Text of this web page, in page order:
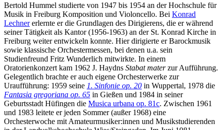
Bertold Hummel studierte von 1947 bis 1954 an der Hochschule für
Musik in Freiburg Komposition und Violoncello. Bei Konrad
Lechnererlernte er die Grundlagen des Dirigierens, die er während
seiner Tätigkeit als Kantor (1956-1963) an der St. Konrad Kirche in
Freiburg weiter entwickeln konnte. Hier dirigierte er Barockmusik
sowie klassische Orchestermessen, bei denen u.a. sein
Studienfreund Fritz Wunderlich mitwirkte. In einem
Oratorienkonzert kam 1962 J. Haydns Stabat materzur Aufführung.
Gelegentlich brachte er auch eigene Orchesterwerke zur
Uraufführung: 1959 seine 1. Sinfonie op. 20 in Wuppertal, 1978 die
Fantasia gregoriana op. 65 in Gießen und 1984 in seiner
Geburtsstadt Hüfingen die Musica urbana op. 81c. Zwischen 1961
und 1983 leitete er jeden Sommer (außer 1968) eine
Orchesterwoche mit Amateurmusiker:innen und Musikstudierenden